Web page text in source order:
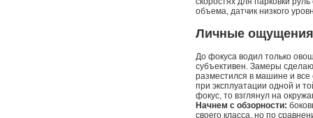
объема, датчик низкого
Личные ощущения
До фокуса водил только
субъективен. Замеры сделаю
разместился в машине и
при эксплуатации одной и
фокус, то взглянул на
Начнем с обзорности:
своего класса, но по